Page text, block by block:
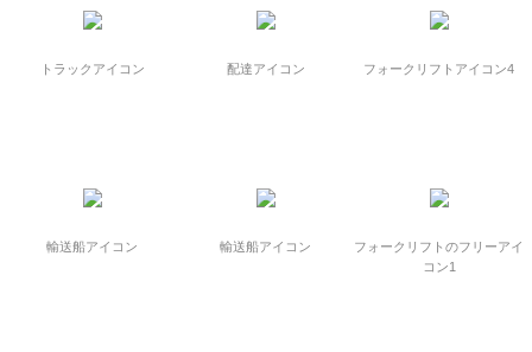
トラックアイコン 配達アイコン フォークリフトアイコン4
輸送船アイコン 輸送船アイコン
フォークリフトのフリーアイ
コン1